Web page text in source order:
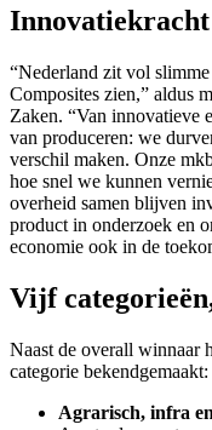
“Nederland zit vol
Composites zien,” aldus
Zaken. “Van innovatieve
van produceren: we
verschil maken. Onze
hoe snel we kunnen
overheid samen blijven
product in onderzoek en
economie ook in de
Vijf
Naast de overall winnaar
categorie bekendgemaakt:
Agrarisch, infra